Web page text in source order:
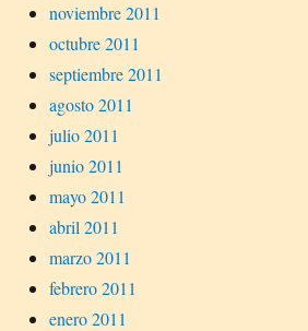
noviembre 2011
octubre 2011
septiembre 2011
agosto 2011
julio 2011
junio 2011
mayo 2011
abril 2011
marzo 2011
febrero 2011
enero 2011